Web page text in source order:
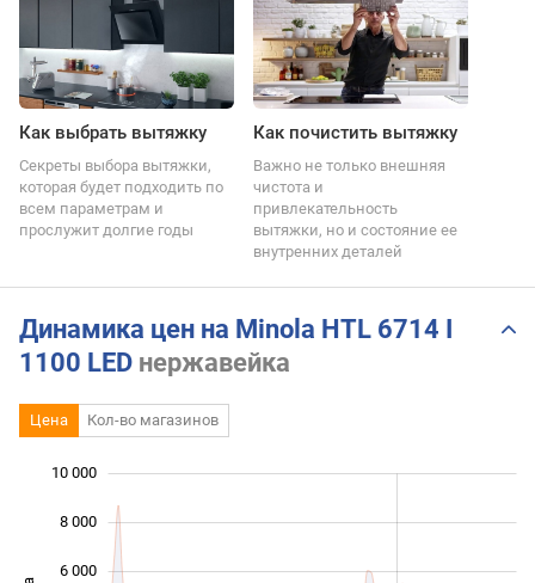
Как выбрать вытяжку
Секреты выбора вытяжки,
которая будет подходить по
всем параметрам и
прослужит долгие годы
Как почистить вытяжку
Важно не только внешняя
чистота и
привлекательность
вытяжки, но и состояние ее
внутренних деталей
Динамика цен на Minola HTL 6714 I
1100 LED нержавейка
Цена Кол-во магазинов
6 000
8 000
10 000